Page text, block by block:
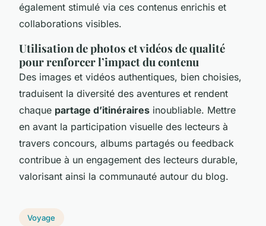
également stimulé via ces contenus enrichis et
collaborations visibles.
Utilisation de photos et vidéos de qualité
pour renforcer l’impact du contenu
Des images et vidéos authentiques, bien choisies,
traduisent la diversité des aventures et rendent
chaque partage d’itinéraires inoubliable. Mettre
en avant la participation visuelle des lecteurs à
travers concours, albums partagés ou feedback
contribue à un engagement des lecteurs durable,
valorisant ainsi la communauté autour du blog.
Voyage